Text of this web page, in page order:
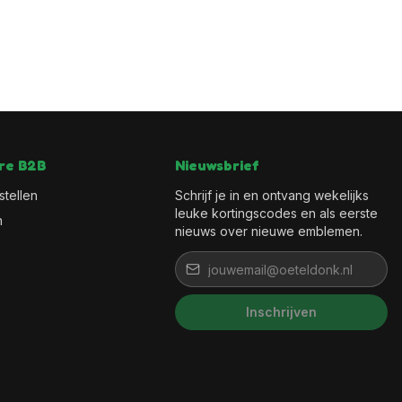
B2B Nieuwsbrief
Schrijf je in en ontvang wekelijks
leuke kortingscodes en als eerste
nieuws over nieuwe emblemen.
Inschrijven